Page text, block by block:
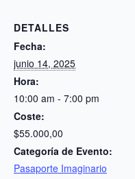
DETALLES
Fecha:
junio 14, 2025
Hora:
10:00 am - 7:00 pm
Coste:
$55.000,00
Categoría de Evento:
Pasaporte Imaginario